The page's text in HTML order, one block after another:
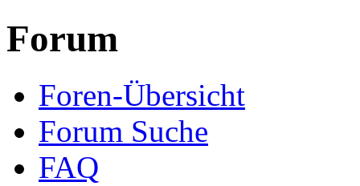
Forum
Foren-Übersicht
Forum Suche
FAQ